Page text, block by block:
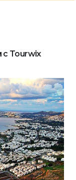
с Tourwix